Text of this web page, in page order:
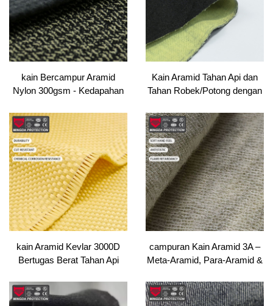
kain Bercampur Aramid
Nylon 300gsm - Kedapahan
untuk Pakaian Kerja /
Pakaian Sukan / Sarung
Tangan (Hitam)
Kain Aramid Tahan Api dan
Tahan Robek/Potong dengan
Jurulatih Bomba
kain Aramid Kevlar 3000D
Bertugas Berat Tahan Api
untuk Seragam Pemadam
Kebakaran, Sarung Tangan
campuran Kain Aramid 3A –
Meta-Aramid, Para-Aramid &
Pakaian Kerja Industri Tahan
Api dan Anti Statik